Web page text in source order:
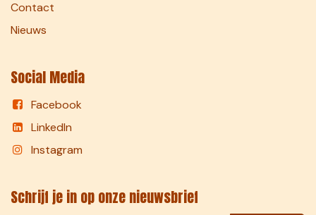
Contact
Nieuws
Social Media
Facebook
LinkedIn
Instagram
Schrijf je in op onze nieuwsbrief